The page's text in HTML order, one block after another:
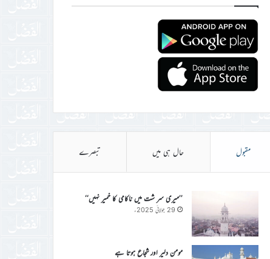
مقبول حال ہی میں تبصرے
’’میری سر شت میں ناکامی کا خمیر نہیں‘‘
29 جولائی 2025ء
مومن دلیر اور شجاع ہوتا ہے